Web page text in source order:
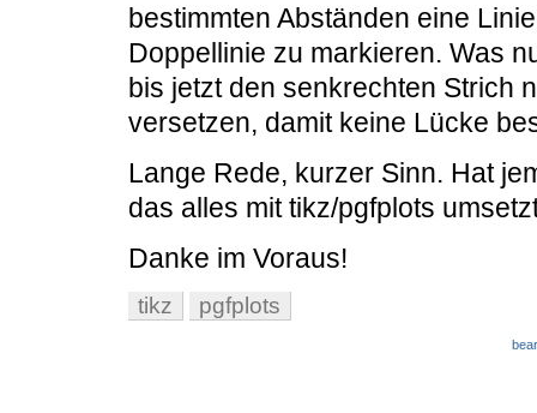
bestimmten Abständen eine
Doppellinie zu markieren. Was
bis jetzt den senkrechten Strich
versetzen, damit keine Lücke
Lange Rede, kurzer Sinn. Hat
das alles mit tikz/pgfplots
Danke im Voraus!
tikz pgfplots